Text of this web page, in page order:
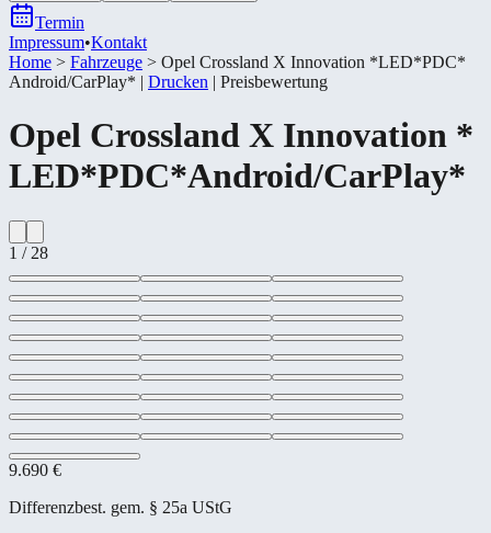
Termin
Impressum•Kontakt
Home > Fahrzeuge > Opel Crossland X Innovation *​LED*​PDC*​
Android/​CarPlay*​ | Drucken | Preisbewertung
Opel Crossland X Innovation *​
LED*​PDC*​Android/​CarPlay*​
1 / 28
9.690 €
Differenzbest. gem. § 25a UStG